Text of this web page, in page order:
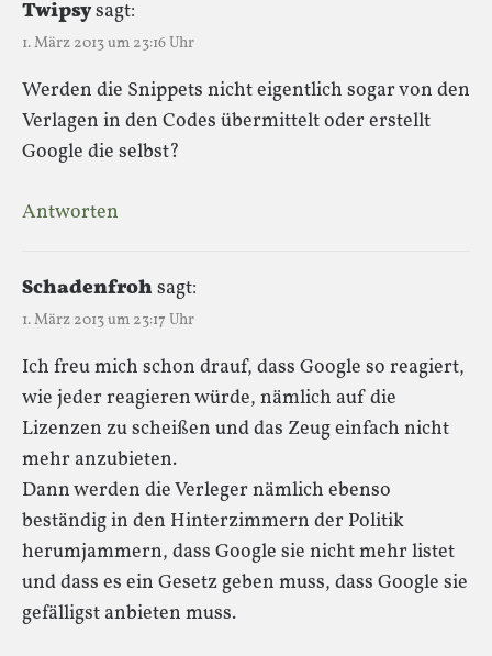
Twipsysagt:
1. März 2013 um 23:16 Uhr
Werden die Snippets nicht eigentlich sogar von den
Verlagen in den Codes übermittelt oder erstellt
Google die selbst?
Antworten
Schadenfroh sagt:
1. März 2013 um 23:17 Uhr
Ich freu mich schon drauf, dass Google so reagiert,
wie jeder reagieren würde, nämlich auf die
Lizenzen zu scheißen und das Zeug einfach nicht
mehr anzubieten.
Dann werden die Verleger nämlich ebenso
beständig in den Hinterzimmern der Politik
herumjammern, dass Google sie nicht mehr listet
und dass es ein Gesetz geben muss, dass Google sie
gefälligst anbieten muss.